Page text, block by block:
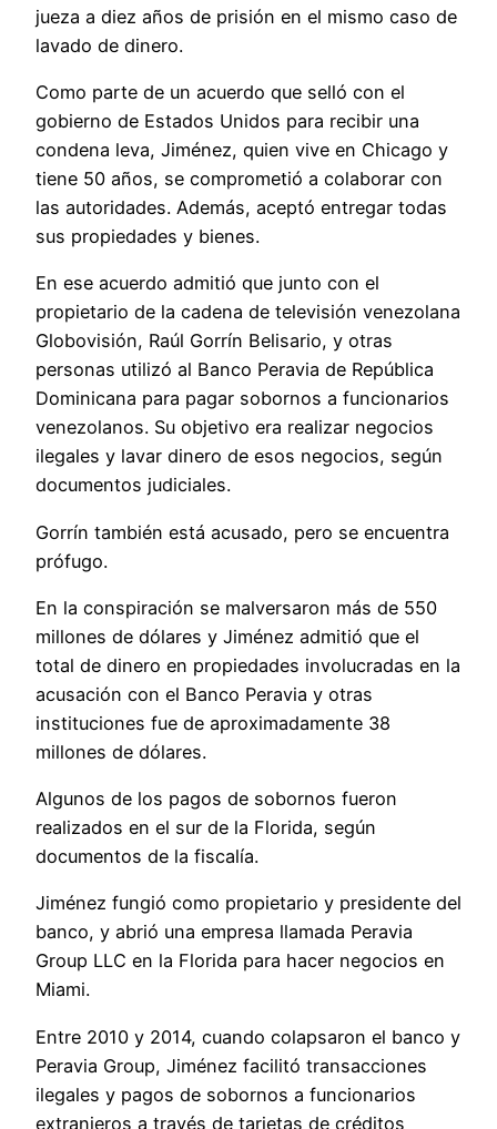
jueza a diez años de prisión en el mismo caso de
lavado de dinero.
Como parte de un acuerdo que selló con el
gobierno de Estados Unidos para recibir una
condena leva, Jiménez, quien vive en Chicago y
tiene 50 años, se comprometió a colaborar con
las autoridades. Además, aceptó entregar todas
sus propiedades y bienes.
En ese acuerdo admitió que junto con el
propietario de la cadena de televisión venezolana
Globovisión, Raúl Gorrín Belisario, y otras
personas utilizó al Banco Peravia de República
Dominicana para pagar sobornos a funcionarios
venezolanos. Su objetivo era realizar negocios
ilegales y lavar dinero de esos negocios, según
documentos judiciales.
Gorrín también está acusado, pero se encuentra
prófugo.
En la conspiración se malversaron más de 550
millones de dólares y Jiménez admitió que el
total de dinero en propiedades involucradas en la
acusación con el Banco Peravia y otras
instituciones fue de aproximadamente 38
millones de dólares.
Algunos de los pagos de sobornos fueron
realizados en el sur de la Florida, según
documentos de la fiscalía.
Jiménez fungió como propietario y presidente del
banco, y abrió una empresa llamada Peravia
Group LLC en la Florida para hacer negocios en
Miami.
Entre 2010 y 2014, cuando colapsaron el banco y
Peravia Group, Jiménez facilitó transacciones
ilegales y pagos de sobornos a funcionarios
extranjeros a través de tarjetas de créditos